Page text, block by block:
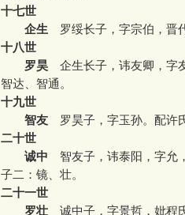
十七世
企生 罗绥长子，字宗伯，晋
十八世
罗昊 企生长子，讳友卿，字
智达、智通。
十九世
智友 罗昊子，字玉孙。配许
二十世
诚中 智友子，讳泰阳，字允
子二：镜、壮。
二十一世
罗壮 诚中子，字景哲，妣程